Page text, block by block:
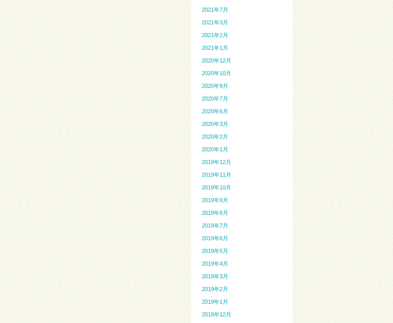
2021年7月
2021年3月
2021年2月
2021年1月
2020年12月
2020年10月
2020年9月
2020年7月
2020年6月
2020年3月
2020年2月
2020年1月
2019年12月
2019年11月
2019年10月
2019年9月
2019年8月
2019年7月
2019年6月
2019年5月
2019年4月
2019年3月
2019年2月
2019年1月
2018年12月